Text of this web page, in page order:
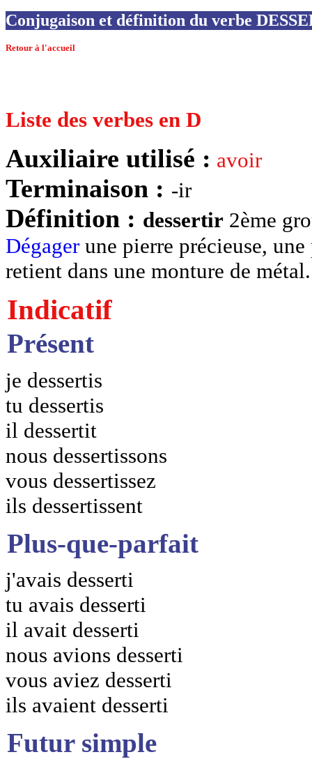
Conjugaison et définition du verbe
Retour à l'accueil
Liste des verbes en D
Auxiliaire utilisé : avoir
Terminaison : -ir
Définition : dessertir 2ème
Dégager une pierre précieuse,
retient dans une monture de métal.
Indicatif
Présent
je dessertis
tu dessertis
il dessertit
nous dessertissons
vous dessertissez
ils dessertissent
Plus-que-parfait
j'avais desserti
tu avais desserti
il avait desserti
nous avions desserti
vous aviez desserti
ils avaient desserti
Futur simple